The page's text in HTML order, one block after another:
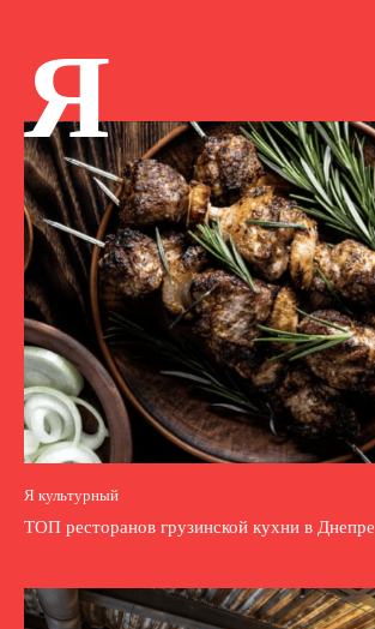
Я
Я культурный
ТОП ресторанов грузинской кухни в Днепре